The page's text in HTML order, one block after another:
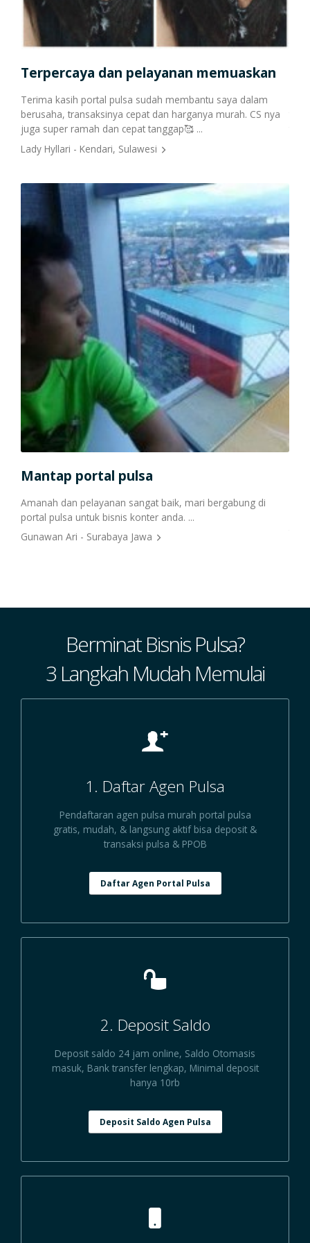
Cetak Struk Token & PPOB
Transaksi Via API
Terpercaya dan pelayanan memuaskan
Terima kasih portal pulsa sudah membantu saya dalam
berusaha, transaksinya cepat dan harganya murah. CS nya
juga super ramah dan cepat tanggap🥰 ...
Lady Hyllari - Kendari, Sulawesi
Mantap portal pulsa
Amanah dan pelayanan sangat baik, mari bergabung di
portal pulsa untuk bisnis konter anda. ...
Gunawan Ari - Surabaya Jawa
Berminat Bisnis Pulsa?
3 Langkah Mudah Memulai
1. Daftar Agen Pulsa
Pendaftaran agen pulsa murah portal pulsa
gratis, mudah, & langsung aktif bisa deposit &
transaksi pulsa & PPOB
Daftar Agen Portal Pulsa
2. Deposit Saldo
Deposit saldo 24 jam online, Saldo Otomasis
masuk, Bank transfer lengkap, Minimal deposit
hanya 10rb
Deposit Saldo Agen Pulsa